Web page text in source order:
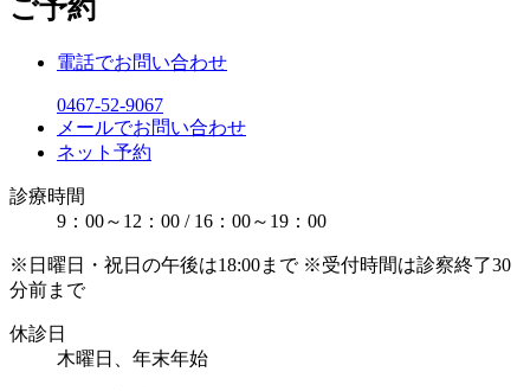
ご予約
電話でお問い合わせ
0467-52-9067
メールでお問い合わせ
ネット予約
診療時間
9：00～12：00 / 16：00～19：00
※日曜日・祝日の午後は18:00まで ※受付時間は診察終了30
分前まで
休診日
木曜日、年末年始